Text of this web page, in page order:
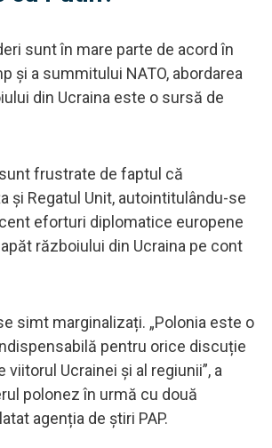
sunt în mare parte de acord în
și a summitului NATO, abordarea
din Ucraina este o sursă de
frustrate de faptul că
și Regatul Unit, autointitulându-se
eforturi diplomatice europene
războiului din Ucraina pe cont
simt marginalizați. „Polonia este o
pentru orice discuție
viitorul Ucrainei și al regiunii”, a
polonez în urmă cu două
agenția de știri PAP.